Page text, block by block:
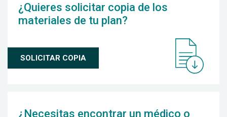
¿Quieres solicitar copia de los
materiales de tu plan?
SOLICITAR COPIA
¿Necesitas encontrar un médico o